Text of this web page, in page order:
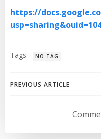
https://
Tags: NO TAG
PREVIOUS ARTICLE